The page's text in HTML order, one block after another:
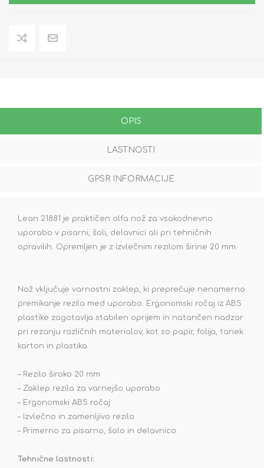
OPIS
LASTNOSTI
GPSR INFORMACIJE
Lean 21881 je praktičen olfa nož za vsakodnevno
uporabo v pisarni, šoli, delavnici ali pri tehničnih
opravilih. Opremljen je z izvlečnim rezilom širine 20 mm.
Nož vključuje varnostni zaklep, ki preprečuje nenamerno
premikanje rezila med uporabo. Ergonomski ročaj iz ABS
plastike zagotavlja stabilen oprijem in natančen nadzor
pri rezanju različnih materialov, kot so papir, folija, tanek
karton in plastika.
– Rezilo široko 20 mm
– Zaklep rezila za varnejšo uporabo
– Ergonomski ABS ročaj
– Izvlečno in zamenljivo rezilo
– Primerno za pisarno, šolo in delavnico
Tehnične lastnosti: